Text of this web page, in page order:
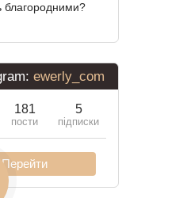
благородними?